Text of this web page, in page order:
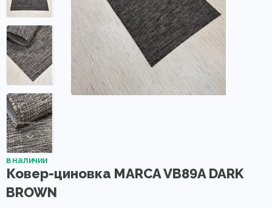
в наличии
Ковер-циновка MARCA VB89A DARK
BROWN